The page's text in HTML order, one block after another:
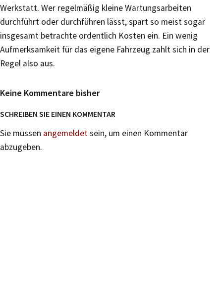
Werkstatt. Wer regelmäßig kleine Wartungsarbeiten
durchführt oder durchführen lässt, spart so meist sogar
insgesamt betrachte ordentlich Kosten ein. Ein wenig
Aufmerksamkeit für das eigene Fahrzeug zahlt sich in der
Regel also aus.
Keine Kommentare bisher
SCHREIBEN SIE EINEN KOMMENTAR
Sie müssen angemeldetsein, um einen Kommentar
abzugeben.